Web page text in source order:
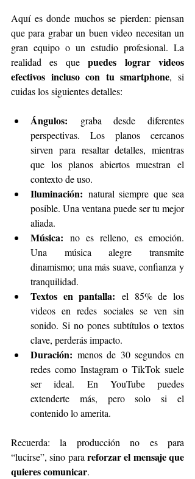
Aquí es donde muchos se pierden: piensan
que para grabar un buen video necesitan un
gran equipo o un estudio profesional. La
realidad es que puedes lograr videos
efectivos incluso con tu smartphone, si
cuidas los siguientes detalles:
Ángulos: graba desde diferentes
perspectivas. Los planos cercanos
sirven para resaltar detalles, mientras
que los planos abiertos muestran el
contexto de uso.
Iluminación: natural siempre que sea
posible. Una ventana puede ser tu mejor
aliada.
Música: no es relleno, es emoción.
Una música alegre transmite
dinamismo; una más suave, confianza y
tranquilidad.
Textos en pantalla: el 85% de los
videos en redes sociales se ven sin
sonido. Si no pones subtítulos o textos
clave, perderás impacto.
Duración: menos de 30 segundos en
redes como Instagram o TikTok suele
ser ideal. En YouTube puedes
extenderte más, pero solo si el
contenido lo amerita.
Recuerda: la producción no es para
“lucirse”, sino para reforzar el mensaje que
quieres comunicar.